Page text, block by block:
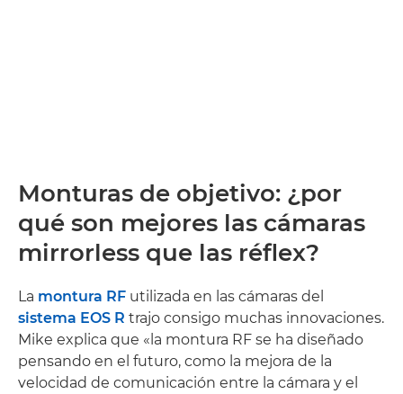
Monturas de objetivo: ¿por
qué son mejores las cámaras
mirrorless que las réflex?
La montura RF utilizada en las cámaras del
sistema EOS R trajo consigo muchas innovaciones.
Mike explica que «la montura RF se ha diseñado
pensando en el futuro, como la mejora de la
velocidad de comunicación entre la cámara y el